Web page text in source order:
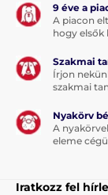
9 éve a
A piacon
hogy elsők
Szakmai
Írjon
szakmai
Nyakörv
A
eleme
Iratkozz fel